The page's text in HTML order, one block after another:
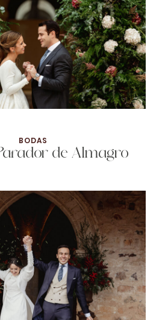
BODAS
de Almagro